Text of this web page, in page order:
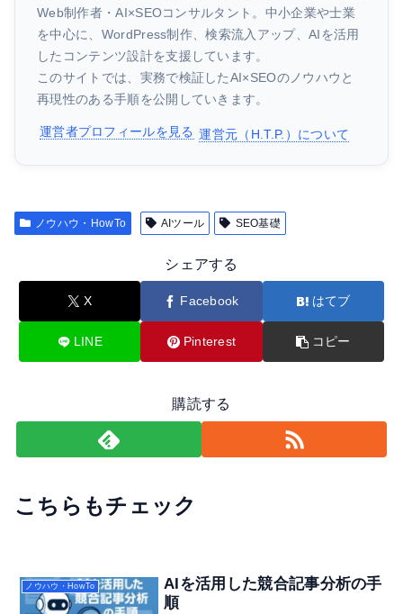
Web制作者・AI×SEOコンサルタント。中小企業や士業
を中心に、WordPress制作、検索流入アップ、AIを活用
したコンテンツ設計を支援しています。
このサイトでは、実務で検証したAI×SEOのノウハウと
再現性のある手順を公開していきます。
運営者プロフィールを見る 運営元（H.T.P.）について
ノウハウ・HowTo AIツール SEO基礎
シェアする
X Facebook はてブ
LINE Pinterest コピー
購読する
こちらもチェック
ノウハウ・HowTo
AIを活用した競合記事分析の手
順